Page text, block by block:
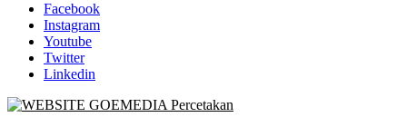
Facebook
Instagram
Youtube
Twitter
Linkedin